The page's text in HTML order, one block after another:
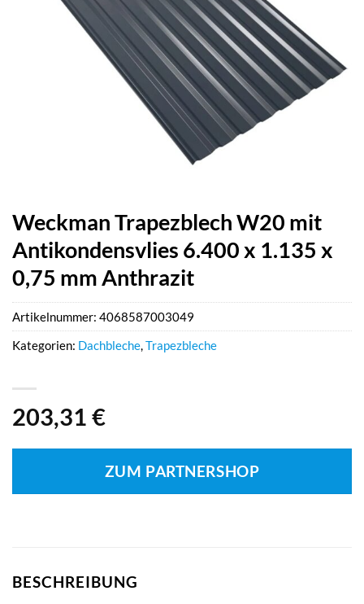
Weckman Trapezblech W20 mit
Antikondensvlies 6.400 x 1.135 x
0,75 mm Anthrazit
203,31 €
ZUM PARTNERSHOP
Artikelnummer: 4068587003049
Kategorien: Dachbleche,Trapezbleche
BESCHREIBUNG